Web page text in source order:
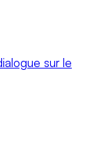
sur le